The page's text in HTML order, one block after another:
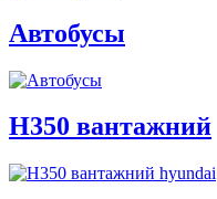
Автобусы
H350 вантажний